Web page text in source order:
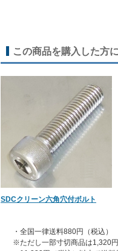
この商品を購入した方
SDCクリーン六角穴付ボルト
・全国一律送料880円（税込）
※ただし一部寸切商品は1,320円